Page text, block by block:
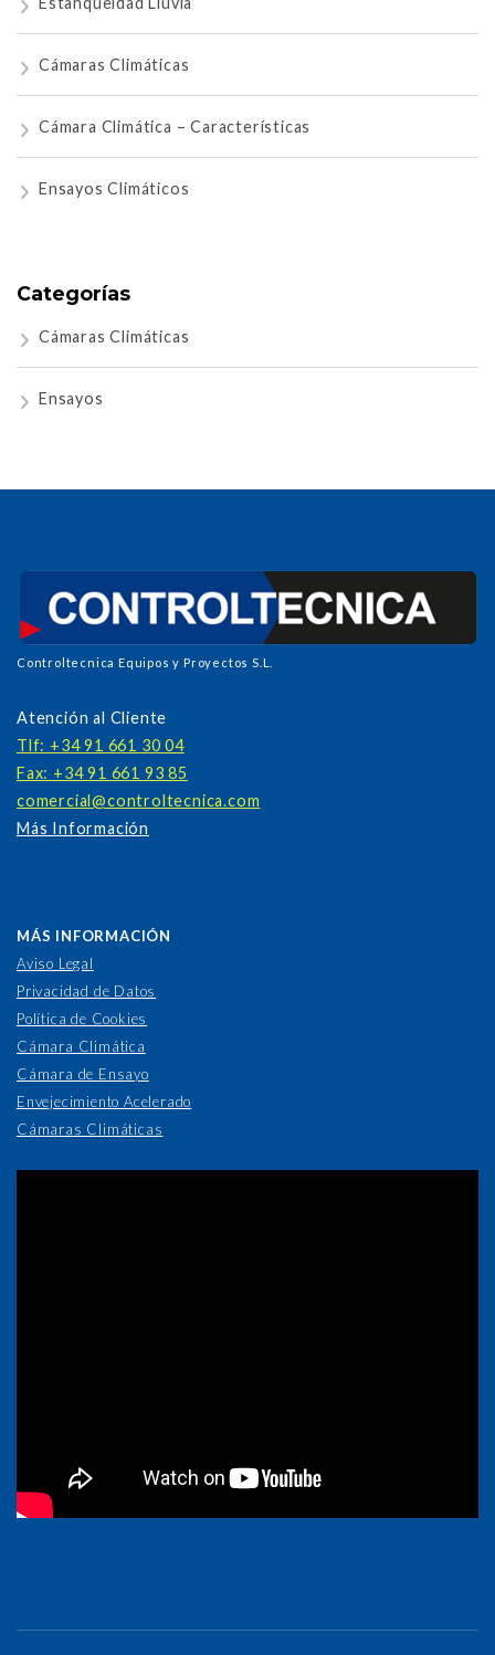
Cámaras Climáticas
Cámara Climática – Características
Ensayos Climáticos
Categorías
Cámaras Climáticas
Ensayos
Controltecnica Equipos y Proyectos S.L.
Atención al Cliente
Tlf: +34 91 661 30 04
Fax: +34 91 661 93 85
comercial@controltecnica.com
Más Información
MÁS INFORMACIÓN
Aviso Legal
Privacidad de Datos
Política de Cookies
Cámara Climática
Cámara de Ensayo
Envejecimiento Acelerado
Cámaras Climáticas